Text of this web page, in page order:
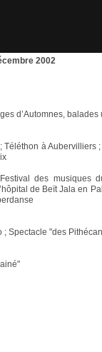
2002
d’Automnes,
Téléthon à
Festival des musiques
de Beït Jala en
Spectacle "des